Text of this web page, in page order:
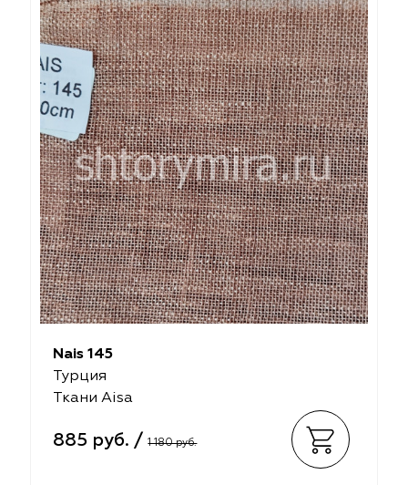
Nais 145
Турция
Ткани Aisa
885 руб. /1 180 руб.